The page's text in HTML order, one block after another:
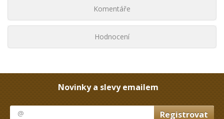
Komentáře
Hodnocení
Novinky a slevy emailem